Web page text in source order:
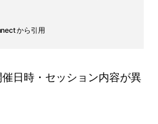
から引用
日時・セッション内容が異